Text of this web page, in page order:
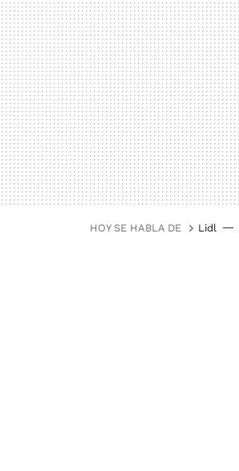
HOY SE HABLA DE Lidl